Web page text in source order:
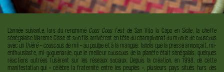
L’année suivante, lors du renommé Cous Cous Fest de San Vito lo Capo en Sicile, la cheffe
sénégalaise Mareme Cisse et son fils arrivèrent en tête du championnat du monde de couscous
avec un thiéré– couscous de mil – au poulpe et à la mangue. Tandis que la presse annonçait, mi-
enthousiaste, mi-goguenarde, que le meilleur couscous de la planète était sénégalais, quelques
réactions outrées fusèrent sur les réseaux sociaux. Depuis la création, en 1998, de cette
manifestation qui « célèbre la fraternité entre les peuples », plusieurs pays situés hors des